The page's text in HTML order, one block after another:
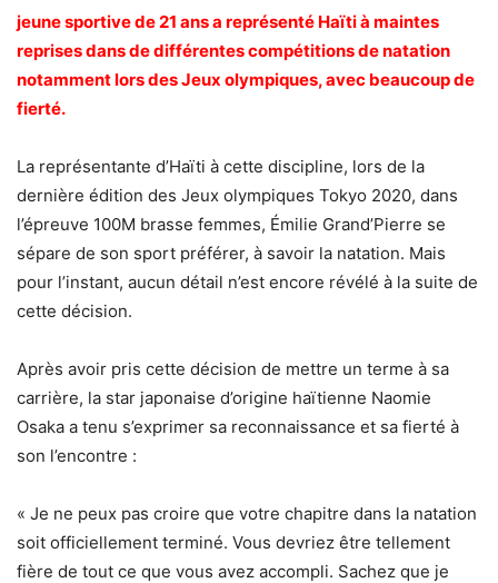
jeune sportive de 21 ans a représenté Haïti à maintes
reprises dans de différentes compétitions de natation
notamment lors des Jeux olympiques, avec beaucoup de
fierté.
La représentante d’Haïti à cette discipline, lors de la
dernière édition des Jeux olympiques Tokyo 2020, dans
l’épreuve 100M brasse femmes, Émilie Grand’Pierre se
sépare de son sport préférer, à savoir la natation. Mais
pour l’instant, aucun détail n’est encore révélé à la suite de
cette décision.
Après avoir pris cette décision de mettre un terme à sa
carrière, la star japonaise d’origine haïtienne Naomie
Osaka a tenu s’exprimer sa reconnaissance et sa fierté à
son l’encontre :
« Je ne peux pas croire que votre chapitre dans la natation
soit officiellement terminé. Vous devriez être tellement
fière de tout ce que vous avez accompli. Sachez que je